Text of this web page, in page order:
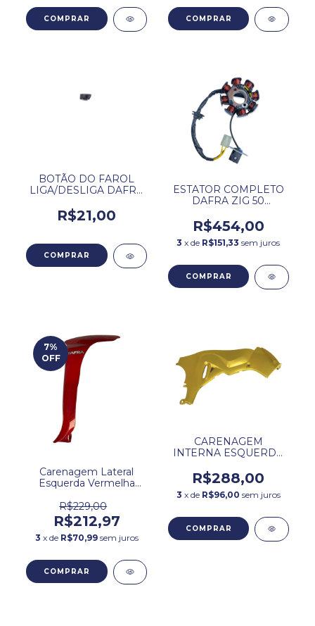
BOTÃO DO FAROL
LIGA/DESLIGA DAFRA
R$21,00
ESTATOR COMPLETO
DAFRA ZIG 50
R$454,00
3 x de R$151,33 sem juros
7%
OFF
Carenagem Lateral
Esquerda Vermelha
R$229,00
R$212,97
3 x de R$70,99 sem juros
CARENAGEM
INTERNA ESQUERDA
DAFRA.
R$288,00
3 x de R$96,00 sem juros